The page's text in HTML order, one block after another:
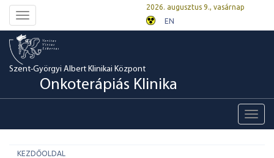
Toggle
navigation
2026. augusztus 9., vasárnap
EN
Szent-Györgyi Albert Klinikai Központ
Onkoterápiás Klinika
KEZDŐOLDAL